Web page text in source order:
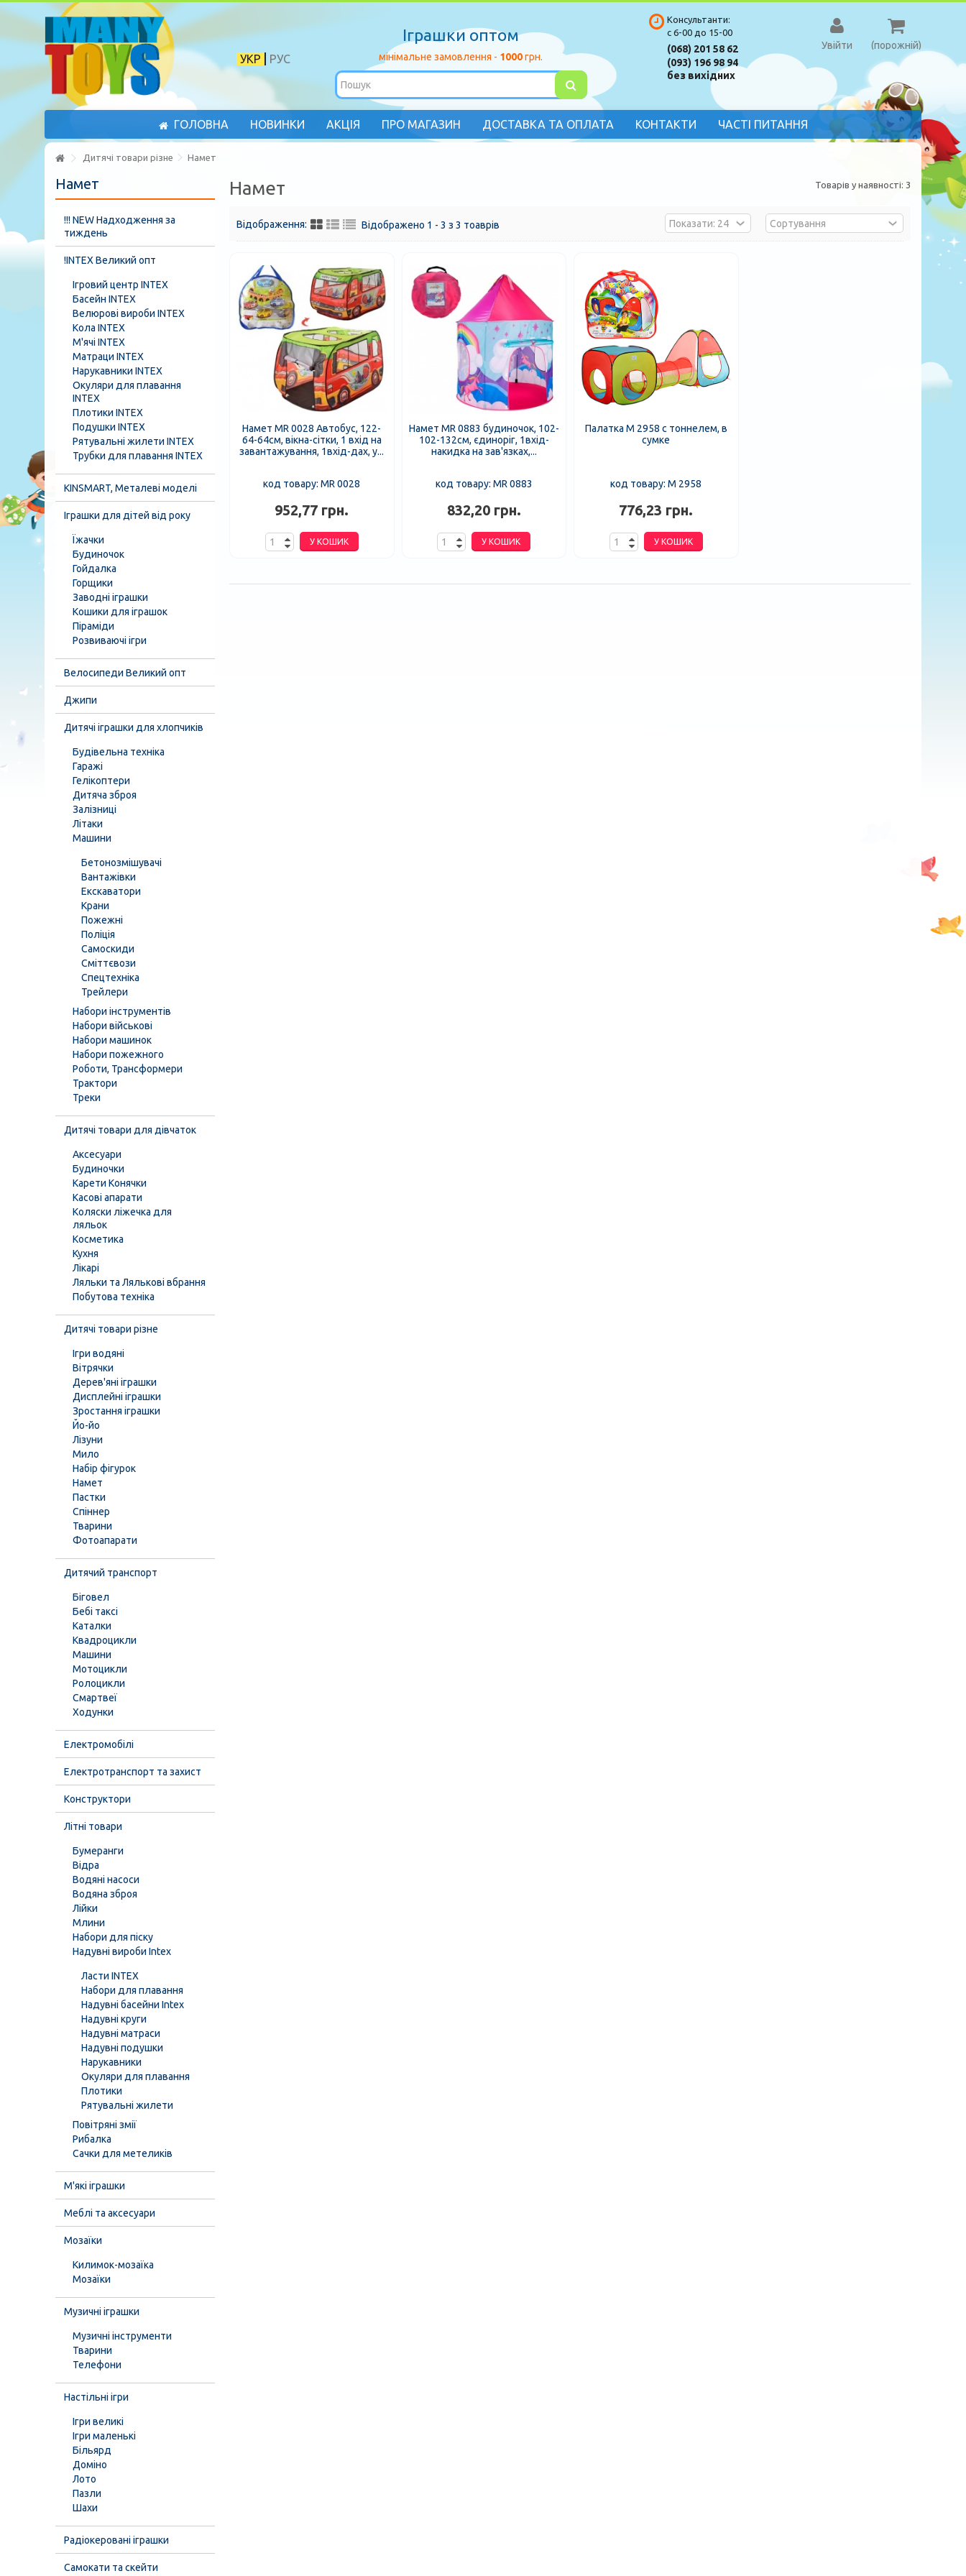
РУС
УКР
Іграшки оптом
мінімальне замовлення - 1000грн.
(порожній)
Увійти
Консультанти:
с 6-00 до 15-00
(068) 201 58 62
(093) 196 98 94
без вихідних
ГОЛОВНА НОВИНКИ АКЦІЯ ПРО МАГАЗИН ДОСТАВКА ТА ОПЛАТА КОНТАКТИ ЧАСТІ ПИТАННЯ
Дитячі товари різне Намет
Намет Товарів у наявності: 3
Відображення: Відображено 1 - 3 з 3 тоаврів
Намет MR 0028 Автобус, 122-
64-64см, вікна-сітки, 1 вхід на
завантажування, 1вхід-дах, у...
код товару: MR 0028
952,77 грн.
У КОШИК
Намет MR 0883 будиночок, 102-
102-132см, єдиноріг, 1вхід-
накидка на зав'язках,...
код товару: MR 0883
832,20 грн.
У КОШИК
Палатка M 2958 с тоннелем, в
сумке
код товару: M 2958
776,23 грн.
У КОШИК
Намет
!!! NEW Надходження за
тиждень
!INTEX Великий опт
Ігровий центр INTEX
Басейн INTEX
Велюрові вироби INTEX
Кола INTEX
М'ячі INTEX
Матраци INTEX
Нарукавники INTEX
Окуляри для плавання
INTEX
Плотики INTEX
Подушки INTEX
Рятувальні жилети INTEX
Трубки для плавання INTEX
KINSMART, Металеві моделі
Іграшки для дітей від року
Їжачки
Будиночок
Гойдалка
Горщики
Заводні іграшки
Кошики для іграшок
Піраміди
Розвиваючі ігри
Велосипеди Великий опт
Джипи
Дитячі іграшки для хлопчиків
Будівельна техніка
Гаражі
Гелікоптери
Дитяча зброя
Залізниці
Літаки
Машини
Бетонозмішувачі
Вантажівки
Екскаватори
Крани
Пожежні
Поліція
Самоскиди
Сміттєвози
Спецтехніка
Трейлери
Набори інструментів
Набори військові
Набори машинок
Набори пожежного
Роботи, Трансформери
Трактори
Треки
Дитячі товари для дівчаток
Аксесуари
Будиночки
Карети Конячки
Касові апарати
Коляски ліжечка для
ляльок
Косметика
Кухня
Лікарі
Ляльки та Лялькові вбрання
Побутова техніка
Дитячі товари різне
Ігри водяні
Вітрячки
Дерев'яні іграшки
Дисплейні іграшки
Зростання іграшки
Йо-йо
Лізуни
Мило
Набір фігурок
Намет
Пастки
Спіннер
Тварини
Фотоапарати
Дитячий транспорт
Біговел
Бебі таксі
Каталки
Квадроцикли
Машини
Мотоцикли
Ролоцикли
Смартвеї
Ходунки
Електромобілі
Електротранспорт та захист
Конструктори
Літні товари
Бумеранги
Відра
Водяні насоси
Водяна зброя
Лійки
Млини
Набори для піску
Надувні вироби Intex
Ласти INTEX
Набори для плавання
Надувні басейни Intex
Надувні круги
Надувні матраси
Надувні подушки
Нарукавники
Окуляри для плавання
Плотики
Рятувальні жилети
Повітряні змії
Рибалка
Сачки для метеликів
М'які іграшки
Меблі та аксесуари
Мозаїки
Килимок-мозаїка
Мозаїки
Музичні іграшки
Музичні інструменти
Тварини
Телефони
Настільні ігри
Ігри великі
Ігри маленькі
Більярд
Доміно
Лото
Пазли
Шахи
Радіокеровані іграшки
Самокати та скейти